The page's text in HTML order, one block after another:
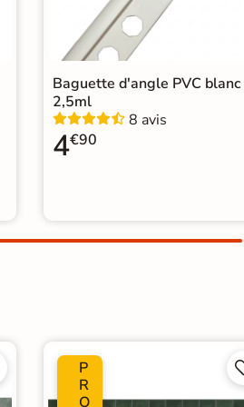
Baguette d'angle PVC blanc
2,5ml
8 avis
4€90
P
R
O